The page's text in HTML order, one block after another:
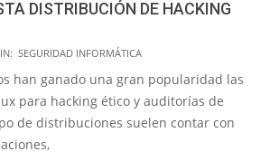
DISTRIBUCIÓN DE HACKING
IN: SEGURIDAD INFORMÁTICA
han ganado una gran popularidad las
para hacking ético y auditorías de
de distribuciones suelen contar con